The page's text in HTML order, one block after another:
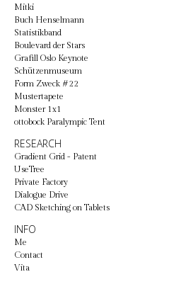
Mitki
Buch Henselmann
Statistikband
Boulevard der Stars
Grafill Oslo Keynote
Schützenmuseum
Form Zweck #22
Mustertapete
Monster 1x1
ottobock Paralympic Tent
RESEARCH
Gradient Grid - Patent
UseTree
Private Factory
Dialogue Drive
CAD Sketching on Tablets
INFO
Me
Contact
Vita